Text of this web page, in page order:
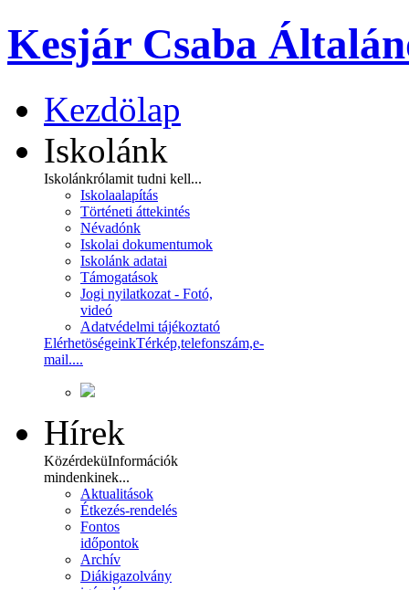
Kesjár Csaba
Kezdölap
Iskolánk
Iskolánkrólamit tudni kell...
Iskolaalapítás
Történeti áttekintés
Névadónk
Iskolai dokumentumok
Iskolánk adatai
Támogatások
Jogi nyilatkozat - Fotó,
videó
Adatvédelmi tájékoztató
ElérhetöségeinkTérkép,telefonszám,e-
mail....
Hírek
KözérdeküInformációk
mindenkinek...
Aktualitások
Étkezés-rendelés
Fontos
időpontok
Archív
Diákigazolvány